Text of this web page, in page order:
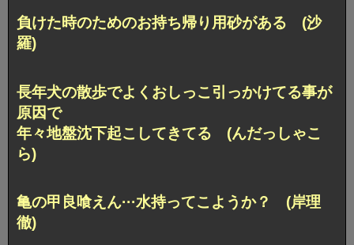
負けた時のためのお持ち帰り用砂がある (沙
羅)
長年犬の散歩でよくおしっこ引っかけてる事が
原因で
年々地盤沈下起こしてきてる (んだっしゃこ
ら)
亀の甲良喰えん···水持ってこようか？ (岸理
徹)